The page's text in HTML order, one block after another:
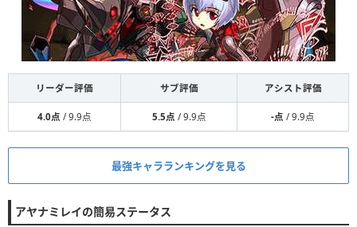
リーダー評価 サブ評価 アシスト評価
4.0点 / 9.9点 5.5点 / 9.9点 -点 / 9.9点
最強キャラランキングを見る
アヤナミレイの簡易ステータス